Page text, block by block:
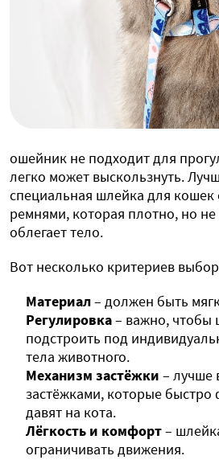
ошейник не подходит для
легко может выскользнуть.
специальная шлейка для кошек
ремнями, которая плотно, но
облегает тело.
Вот несколько критериев
Материал– должен быть
Регулировка– важно,
подстроить под
тела животного.
Механизм застёжки – лучше
застёжками, которые быстро
давят на кота.
Лёгкость и комфорт–
ограничивать движения.